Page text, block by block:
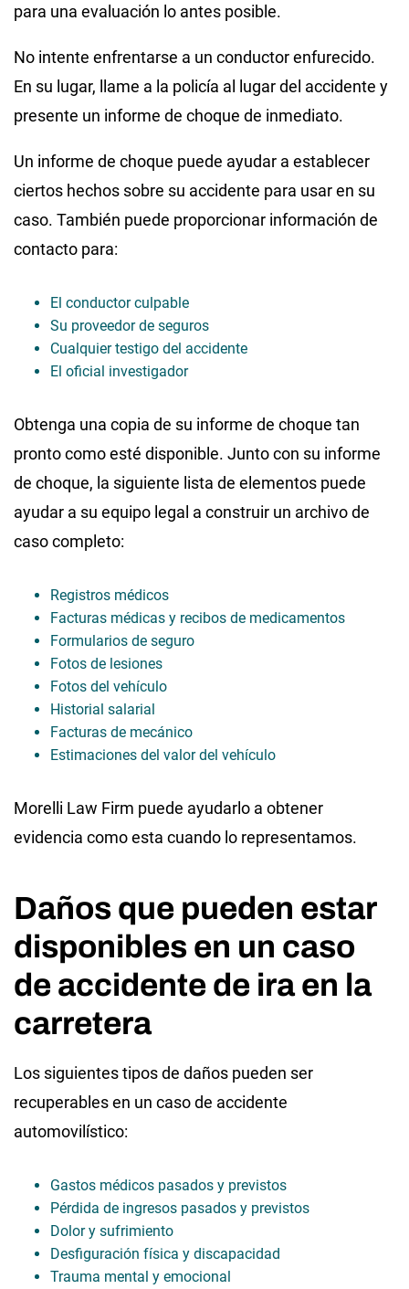
para una evaluación lo antes posible.
No intente enfrentarse a un conductor enfurecido.
En su lugar, llame a la policía al lugar del accidente y
presente un informe de choque de inmediato.
Un informe de choque puede ayudar a establecer
ciertos hechos sobre su accidente para usar en su
caso. También puede proporcionar información de
contacto para:
El conductor culpable
Su proveedor de seguros
Cualquier testigo del accidente
El oficial investigador
Obtenga una copia de su informe de choque tan
pronto como esté disponible. Junto con su informe
de choque, la siguiente lista de elementos puede
ayudar a su equipo legal a construir un archivo de
caso completo:
Registros médicos
Facturas médicas y recibos de medicamentos
Formularios de seguro
Fotos de lesiones
Fotos del vehículo
Historial salarial
Facturas de mecánico
Estimaciones del valor del vehículo
Morelli Law Firm puede ayudarlo a obtener
evidencia como esta cuando lo representamos.
Daños que pueden estar
disponibles en un caso
de accidente de ira en la
carretera
Los siguientes tipos de daños pueden ser
recuperables en un caso de accidente
automovilístico:
Gastos médicos pasados y previstos
Pérdida de ingresos pasados y previstos
Dolor y sufrimiento
Desfiguración física y discapacidad
Trauma mental y emocional